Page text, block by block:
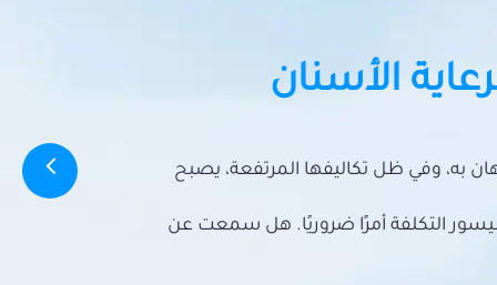
الأسنان
به، وفي ظل تكاليفها المرتفعة، يصبح
التكلفة أمرًا ضروريًا. هل سمعت عن